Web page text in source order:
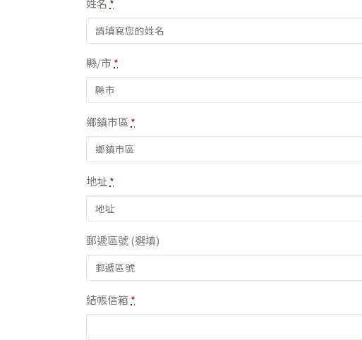
姓名 *
縣/市*
鄉鎮市區 *
地址*
郵遞區號(選填)
結帳信箱 *